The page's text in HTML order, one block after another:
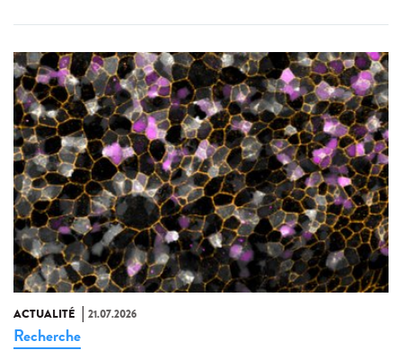
ACTUALITÉ 21.07.2026
Recherche